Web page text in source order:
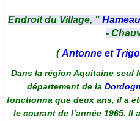
Endroit du Village, "
-
(Antonne et
Dans la région Aquitaine seul
département de la
fonctionna que deux ans, il a
le courant de l’année 1965. Il